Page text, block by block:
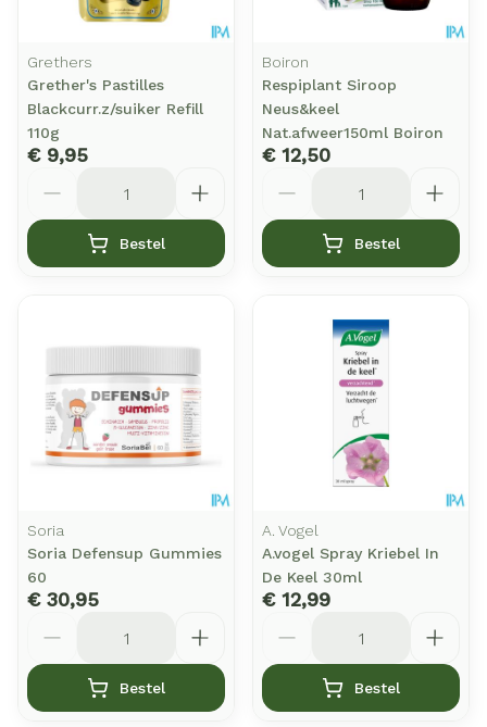
Grethers
Grether's Pastilles
Blackcurr.z/suiker Refill
110g
€ 9,95
Bestel
Boiron
Respiplant Siroop
Neus&keel
Nat.afweer150ml Boiron
€ 12,50
Bestel
Soria
Soria Defensup Gummies
60
€ 30,95
Bestel
A. Vogel
A.vogel Spray Kriebel In
De Keel 30ml
€ 12,99
Bestel